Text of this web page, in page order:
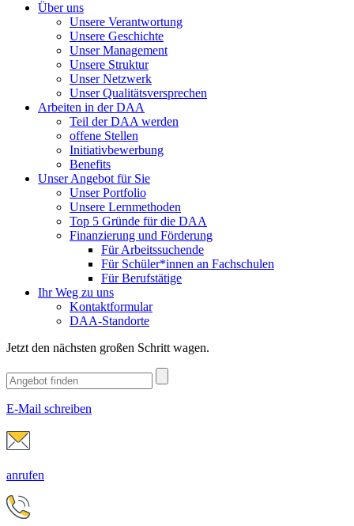
Über uns
Unsere Verantwortung
Unsere Geschichte
Unser Management
Unsere Struktur
Unser Netzwerk
Unser Qualitätsversprechen
Arbeiten in der DAA
Teil der DAA werden
offene Stellen
Initiativbewerbung
Benefits
Unser Angebot für Sie
Unser Portfolio
Unsere Lernmethoden
Top 5 Gründe für die DAA
Finanzierung und Förderung
Für Arbeitssuchende
Für Schüler*innen an Fachschulen
Für Berufstätige
Ihr Weg zu uns
Kontaktformular
DAA-Standorte
Jetzt den nächsten großen Schritt wagen.
E-Mail schreiben
anrufen